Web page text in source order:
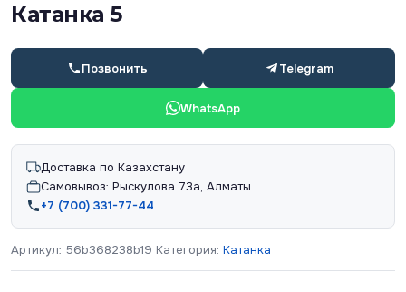
Катанка 5
Позвонить Telegram
WhatsApp
Доставка по Казахстану
Самовывоз: Рыскулова 73а, Алматы
+7 (700) 331-77-44
Артикул: 56b368238b19 Категория: Катанка